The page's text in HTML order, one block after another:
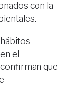
con la
el
que